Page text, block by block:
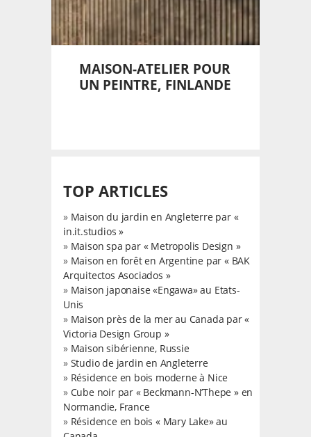
MAISON-ATELIER POUR
UN PEINTRE, FINLANDE
TOP ARTICLES
» Maison du jardin en Angleterre par «
in.it.studios »
» Maison spa par « Metropolis Design »
» Maison en forêt en Argentine par « BAK
Arquitectos Asociados »
» Maison japonaise «Engawa» au Etats-
Unis
» Maison près de la mer au Canada par «
Victoria Design Group »
» Maison sibérienne, Russie
» Studio de jardin en Angleterre
» Résidence en bois moderne à Nice
» Cube noir par « Beckmann-N’Thepe » en
Normandie, France
» Résidence en bois « Mary Lake» au